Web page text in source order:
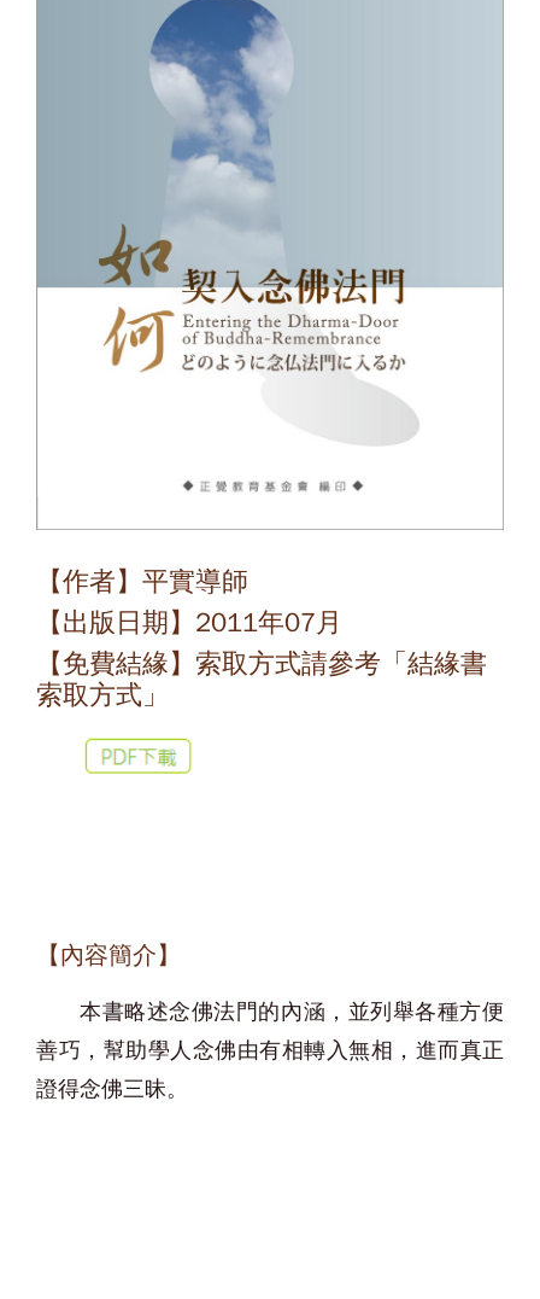
【作者】平實導師
【出版日期】2011年07月
【免費結緣】索取方式請參考「 結緣書
索取方式 」
【內容簡介】
本書略述念佛法門的內涵，並列舉各種方便
善巧，幫助學人念佛由有相轉入無相，進而真正
證得念佛三昧。